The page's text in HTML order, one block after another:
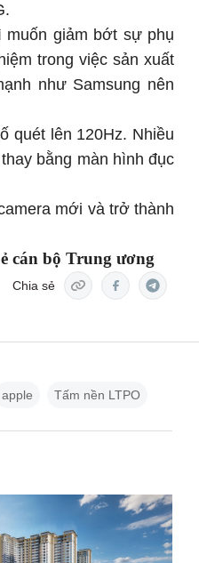
giảm bớt sự phụ
trong việc sản xuất
như Samsung nên
quét lên 120Hz. Nhiều
bằng màn hình đục
mới và trở thành
cán bộ Trung ương
Chia sẻ
apple Tấm nền LTPO